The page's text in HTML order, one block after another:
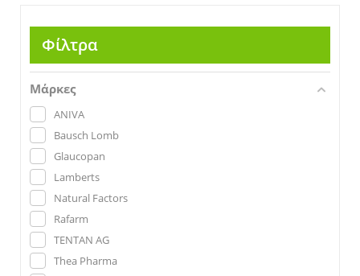
Φίλτρα
Μάρκες
ANIVA
Bausch Lomb
Glaucopan
Lamberts
Natural Factors
Rafarm
TENTAN AG
Thea Pharma